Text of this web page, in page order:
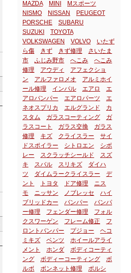
MAZDA
MINI
Mスポーツ
NISMO
NISSAN
PEUGEOT
PORSCHE
SUBARU
SUZUKI
TOYOTA
VOLKSWAGEN
VOLVO
いたず
ら傷
きず きず修理
さいたま
市
ふじみ野市 へこみ
へこみ
修理
アウディ
アフェクショ
ン
アルファロメオ
アルミホイ
ール修理
インパル エアロ
エ
アロバンパー
エアロパーツ
エ
ネオスプリカ
エルグランド
カ
スタム
ガラスコーティング
ガ
ラスコート
ガラス交換
ガラス
修理
キズ クライスラー
サイ
ドスポイラー
シトロエン
シボ
レー
スクラッチシールド
スズ
キ
スバル スリキズ
ダイハ
ツ
ダイムラークライスラー
デ
ント
トヨタ ドア修理
ニス
モ
ニッサン ノブレッセ
ハイ
ブリッドカー
バンパー
バンパ
ー修理
フェンダー修理
フォル
クスワーゲン
フレーム修正
フ
ロントバンパー
プジョー
ヘコ
ミキズ
ベンツ
ホイールアライ
メント
ホンダ
ボディコーティ
ング
ボディーコーティング
ボ
ルボ
ボンネット修理
ポルシ